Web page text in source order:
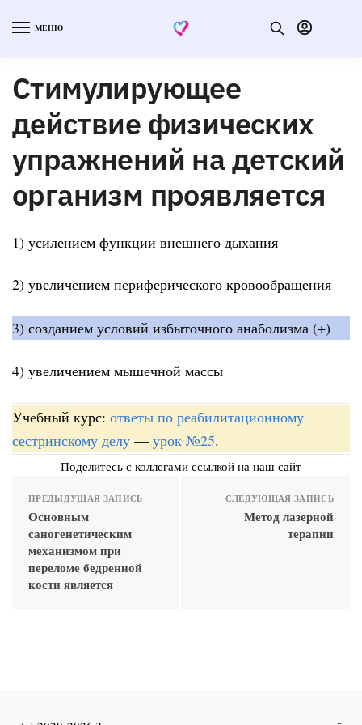
МЕНЮ
Стимулирующее
действие физических
упражнений на детский
организм проявляется
1) усилением функции внешнего дыхания
2) увеличением периферического кровообращения
3) созданием условий избыточного анаболизма (+)
4) увеличением мышечной массы
Учебный курс: ответы по реабилитационному
сестринскому делу — урок №25.
Поделитесь с коллегами ссылкой на наш сайт
ПРЕДЫДУЩАЯ ЗАПИСЬ
Основным
саногенетическим
механизмом при
переломе бедренной
кости является
СЛЕДУЮЩАЯ ЗАПИСЬ
Метод лазерной
терапии